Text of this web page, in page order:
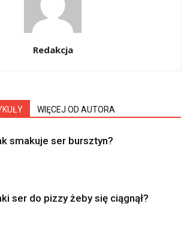
Redakcja
WIĘCEJ OD AUTORA
smakuje ser bursztyn?
ser do pizzy żeby się ciągnął?